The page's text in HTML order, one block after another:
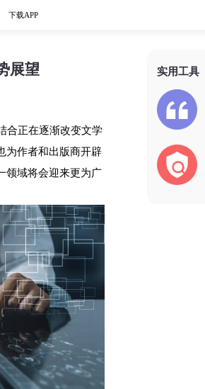
下载APP
展望
合正在逐渐改变文学
为作者和出版商开辟
领域将会迎来更为广
实用工具